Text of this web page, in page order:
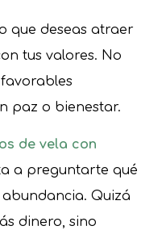
que deseas atraer
tus valores. No
paz o bienestar.
de vela con
a preguntarte qué
Quizá
dinero, sino